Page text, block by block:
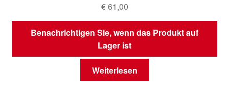
€61,00
Benachrichtigen Sie, wenn das Produkt auf
Lager ist
Weiterlesen